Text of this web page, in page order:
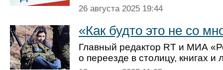
26 августа 2025 19:44
«Как будто это не со
Главный редактор RT и МИА
о переезде в столицу, книгах